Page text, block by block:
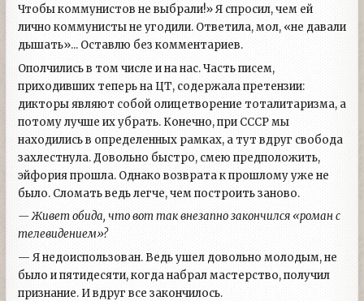
Чтобы коммунистов не выбрали!» Я спросил, чем ей
лично коммунисты не угодили. Ответила, мол, «не давали
дышать»... Оставлю без комментариев.
Ополчились в том числе и на нас. Часть писем,
приходивших теперь на ЦТ, содержала претензии:
дикторы являют собой олицетворение тоталитаризма, а
потому лучше их убрать. Конечно, при СССР мы
находились в определенных рамках, а тут вдруг свобода
захлестнула. Довольно быстро, смею предположить,
эйфория прошла. Однако возврата к прошлому уже не
было. Сломать ведь легче, чем построить заново.
— Живет обида, что вот так внезапно закончился «роман с
телевидением»?
— Я недоиспользован. Ведь ушел довольно молодым, не
было и пятидесяти, когда набрал мастерство, получил
признание. И вдруг все закончилось.